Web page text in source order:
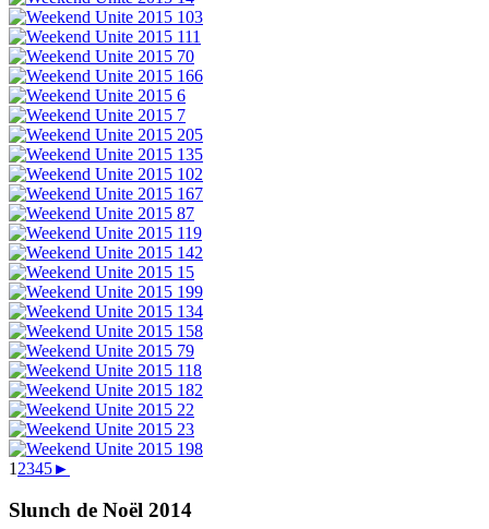
1 2345►
Slunch de Noël 2014